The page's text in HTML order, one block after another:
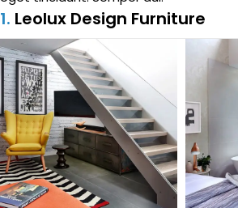
1. Leolux Design Furniture